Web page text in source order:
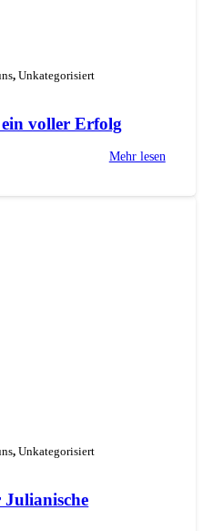
,Unkategorisiert
voller Erfolg
Mehr lesen
,Unkategorisiert